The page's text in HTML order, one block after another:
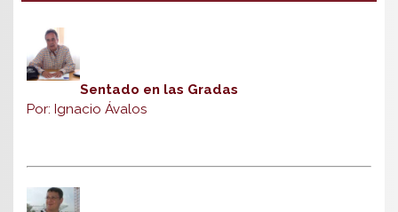
Sentado en las Gradas
Por: Ignacio Ávalos